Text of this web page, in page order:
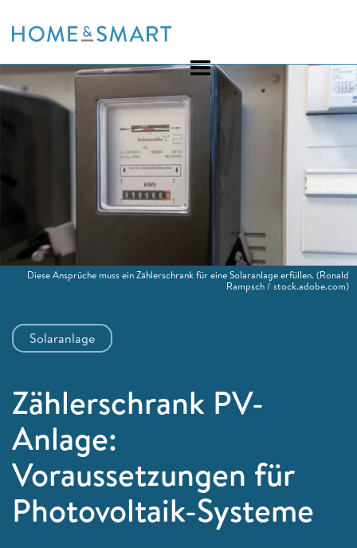
to
Solaranlage
Zählerschrank PV-
Anlage:
Voraussetzungen für
Photovoltaik-Systeme
Diese Ansprüche muss ein Zählerschrank für eine Solaranlage erfüllen.(Ronald
Rampsch / stock.adobe.com)